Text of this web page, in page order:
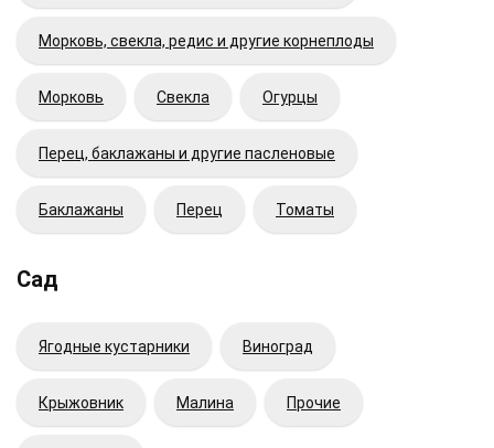
Морковь, свекла, редис и другие корнеплоды
Морковь Свекла Огурцы
Перец, баклажаны и другие пасленовые
Баклажаны Перец Томаты
Сад
Ягодные кустарники Виноград
Крыжовник Малина Прочие